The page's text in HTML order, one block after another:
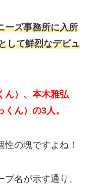
ーズ事務所に入所
して鮮烈なデビュ
ん）、本木雅弘
くん）の3人。
の塊ですよね！
プ名が示す通り、